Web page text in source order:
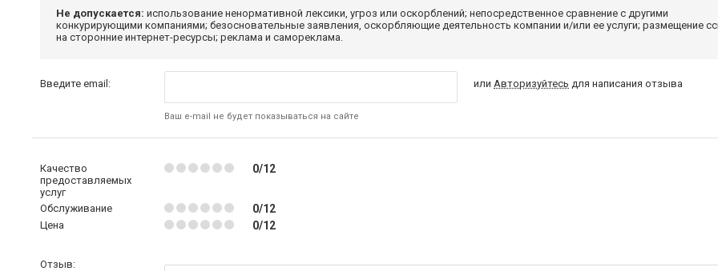
Не допускается: использование ненормативной лексики, угроз или оскорблений; непосредственное сравнение с другими
конкурирующими компаниями; безосновательные заявления, оскорбляющие деятельность компании и/или ее услуги; размещение
на сторонние интернет-ресурсы; реклама и самореклама.
Введите email:
Ваш e-mail не будет показываться на сайте
илиАвторизуйтесь для написания отзыва
Качество
предоставляемых
услуг
0/12
Обслуживание 0/12
Цена 0/12
Отзыв: